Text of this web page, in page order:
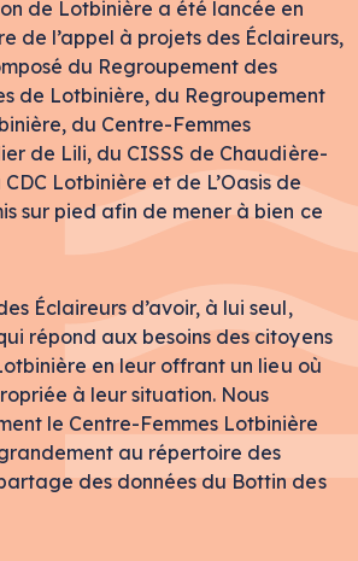
de Lotbinière a été lancée en
de l’appel à projets des Éclaireurs,
du Regroupement des
de Lotbinière, du Regroupement
du Centre-Femmes
de Lili, du CISSS de Chaudière-
Lotbinière et de L’Oasis de
sur pied afin de mener à bien ce
Éclaireurs d’avoir, à lui seul,
répond aux besoins des citoyens
en leur offrant un lieu où
à leur situation. Nous
le Centre-Femmes Lotbinière
au répertoire des
des données du Bottin des